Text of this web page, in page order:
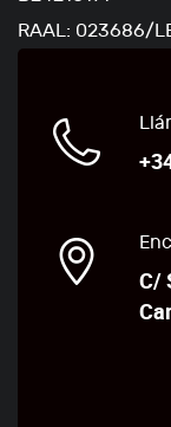
RAAL: 023686/
C/